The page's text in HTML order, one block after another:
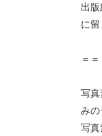
出
に
＝＝
写
みの
写